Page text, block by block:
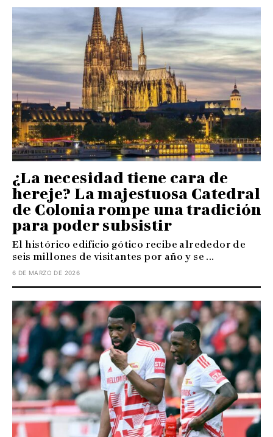
¿La necesidad tiene cara de
hereje? La majestuosa Catedral
de Colonia rompe una tradición
para poder subsistir
El histórico edificio gótico recibe alrededor de
seis millones de visitantes por año y se ...
6 DE MARZO DE 2026